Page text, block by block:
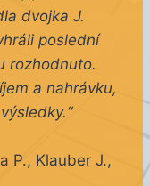
dvojka J.
poslední
rozhodnuto.
a nahrávku,
P., Klauber J.,